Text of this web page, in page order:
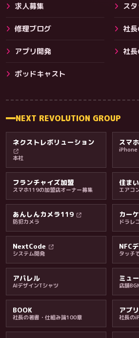
その他サービス
料金・保証・ご案内
求人募集 ス
修理ブログ 社
アプリ開発 社
ポッドキャスト
NEXT REVOLUTION GROUP
ネクストレボリューション
本社
スマ
iPhone
フランチャイズ加盟
スマホ119の加盟店オーナー募集
住ま
エアコ
あんしんカメラ119
防犯カメラ
カー
ドラレ
NextCode
システム開発
NFC
タッチ
アパレル
AIデザインTシャツ
ミュ
店舗
BOOK
社長の著書・仕組み論100章
アプ
社長の